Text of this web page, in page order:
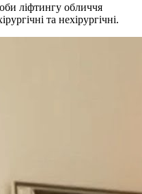
ліфтингу обличчя
та нехірургічні.